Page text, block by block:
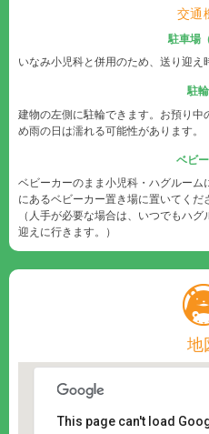
交通
駐車場
いなみ小児科と併用のため、送り迎え
駐
建物の左側に駐輪できます。お預り
め雨の日は濡れる可能性があります。
ベビ
ベビーカーのまま小児科・ハグルー
にあるベビーカー置き場に置いてくだ
（人手が必要な場合は、いつでもハ
迎えに行きます。）
地
This page can't load